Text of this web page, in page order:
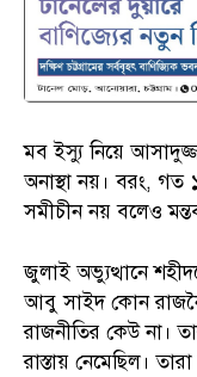
মব ইস্যু নিয়ে
অনাস্থা নয়। বরং,
সমীচীন নয় বলেও
জুলাই অভ্যুত্থানে
আবু সাইদ কোন
রাজনীতির কেউ না।
রাস্তায় নেমেছিল।